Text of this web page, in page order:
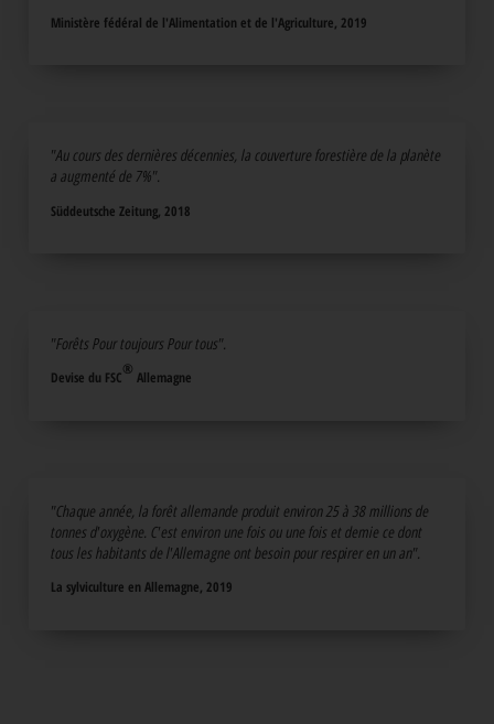
Ministère fédéral de l'Alimentation et de l'Agriculture, 2019
"Au cours des dernières décennies, la couverture forestière de la planète
a augmenté de 7%".
Süddeutsche Zeitung, 2018
"Forêts Pour toujours Pour tous".
Devise du FSC Allemagne
"Chaque année, la forêt allemande produit environ 25 à 38 millions de
tonnes d'oxygène. C'est environ une fois ou une fois et demie ce dont
tous les habitants de l'Allemagne ont besoin pour respirer en un an".
La sylviculture en Allemagne, 2019